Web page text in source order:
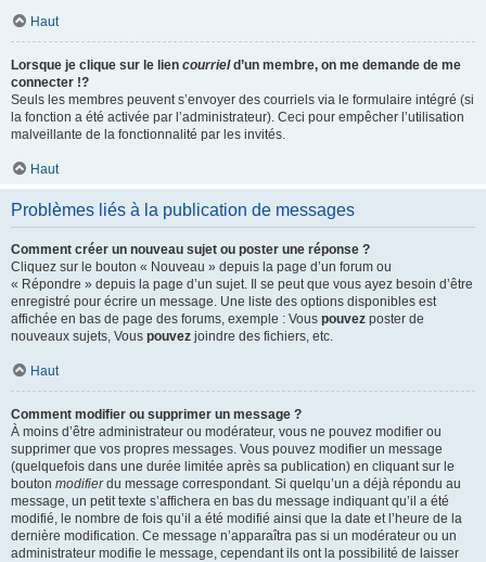
Haut
Lorsque je clique sur le lien courrield’un membre, on me demande de me
connecter !?
Seuls les membres peuvent s’envoyer des courriels via le formulaire intégré (si
la fonction a été activée par l’administrateur). Ceci pour empêcher l’utilisation
malveillante de la fonctionnalité par les invités.
Haut
Problèmes liés à la publication de messages
Comment créer un nouveau sujet ou poster une réponse ?
Cliquez sur le bouton « Nouveau » depuis la page d’un forum ou
« Répondre » depuis la page d’un sujet. Il se peut que vous ayez besoin d’être
enregistré pour écrire un message. Une liste des options disponibles est
affichée en bas de page des forums, exemple : Vous pouvez poster de
nouveaux sujets, Vous pouvez joindre des fichiers, etc.
Haut
Comment modifier ou supprimer un message ?
À moins d’être administrateur ou modérateur, vous ne pouvez modifier ou
supprimer que vos propres messages. Vous pouvez modifier un message
(quelquefois dans une durée limitée après sa publication) en cliquant sur le
bouton modifierdu message correspondant. Si quelqu’un a déjà répondu au
message, un petit texte s’affichera en bas du message indiquant qu’il a été
modifié, le nombre de fois qu’il a été modifié ainsi que la date et l’heure de la
dernière modification. Ce message n’apparaîtra pas si un modérateur ou un
administrateur modifie le message, cependant ils ont la possibilité de laisser